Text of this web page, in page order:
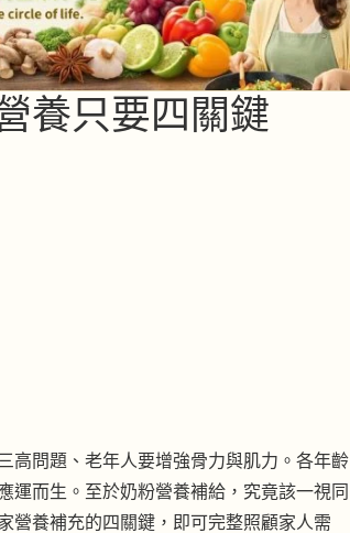
養只要四關鍵
高問題、老年人要增強骨力與肌力。各年齡
運而生。至於奶粉營養補給，究竟該一視同
營養補充的四關鍵，即可完整照顧家人需